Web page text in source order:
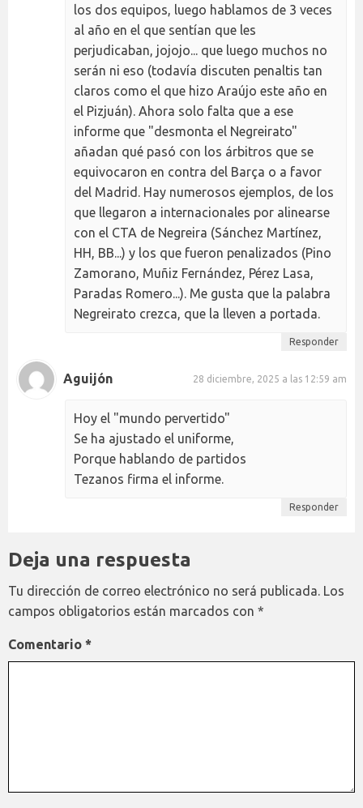
los dos equipos, luego hablamos de 3 veces
al año en el que sentían que les
perjudicaban, jojojo... que luego muchos no
serán ni eso (todavía discuten penaltis tan
claros como el que hizo Araújo este año en
el Pizjuán). Ahora solo falta que a ese
informe que "desmonta el Negreirato"
añadan qué pasó con los árbitros que se
equivocaron en contra del Barça o a favor
del Madrid. Hay numerosos ejemplos, de los
que llegaron a internacionales por alinearse
con el CTA de Negreira (Sánchez Martínez,
HH, BB...) y los que fueron penalizados (Pino
Zamorano, Muñiz Fernández, Pérez Lasa,
Paradas Romero...). Me gusta que la palabra
Negreirato crezca, que la lleven a portada.
Responder
Aguijón 28 diciembre, 2025 a las 12:59 am
Hoy el "mundo pervertido"
Se ha ajustado el uniforme,
Porque hablando de partidos
Tezanos firma el informe.
Responder
Deja una respuesta
Tu dirección de correo electrónico no será publicada. Los
campos obligatorios están marcados con *
Comentario *